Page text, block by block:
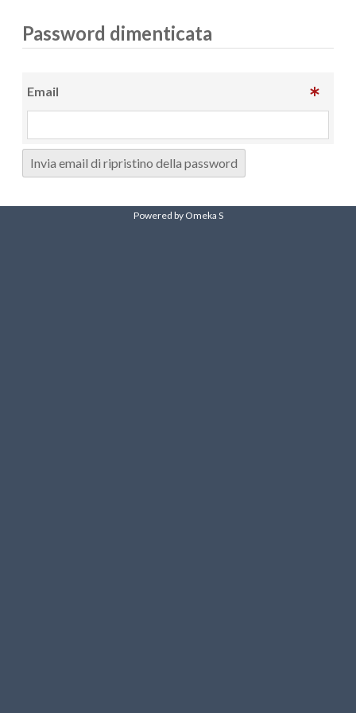
Password dimenticata
Email
Invia email di ripristino della password
Powered by Omeka S